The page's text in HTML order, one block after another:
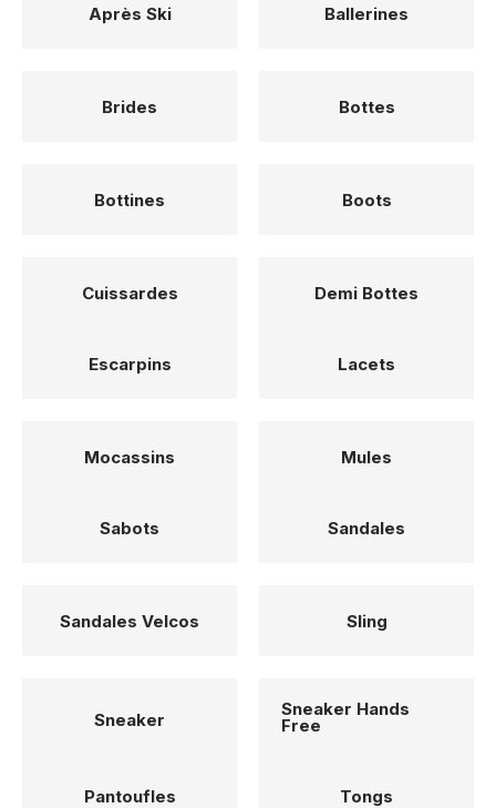
Après Ski Ballerines
Brides Bottes
Bottines Boots
Cuissardes Demi Bottes
Escarpins Lacets
Mocassins Mules
Sabots Sandales
Sandales Velcos Sling
Sneaker
Sneaker Hands
Free
Pantoufles Tongs